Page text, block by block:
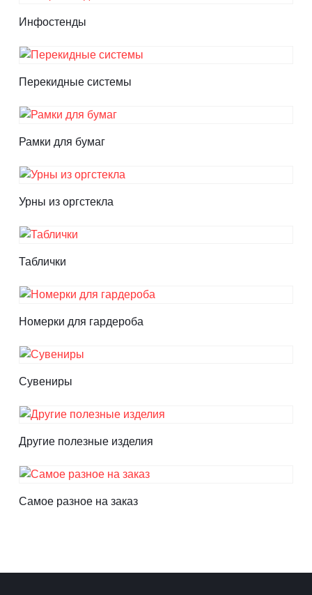
Инфостенды
Перекидные системы
Рамки для бумаг
Урны из оргстекла
Таблички
Номерки для гардероба
Сувениры
Другие полезные изделия
Самое разное на заказ